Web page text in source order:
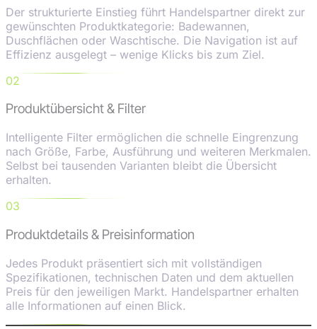
Der strukturierte Einstieg führt Handelspartner direkt zur
gewünschten Produktkategorie: Badewannen,
Duschflächen oder Waschtische. Die Navigation ist auf
Effizienz ausgelegt – wenige Klicks bis zum Ziel.
02
Produktübersicht & Filter
Intelligente Filter ermöglichen die schnelle Eingrenzung
nach Größe, Farbe, Ausführung und weiteren Merkmalen.
Selbst bei tausenden Varianten bleibt die Übersicht
erhalten.
03
Produktdetails & Preisinformation
Jedes Produkt präsentiert sich mit vollständigen
Spezifikationen, technischen Daten und dem aktuellen
Preis für den jeweiligen Markt. Handelspartner erhalten
alle Informationen auf einen Blick.